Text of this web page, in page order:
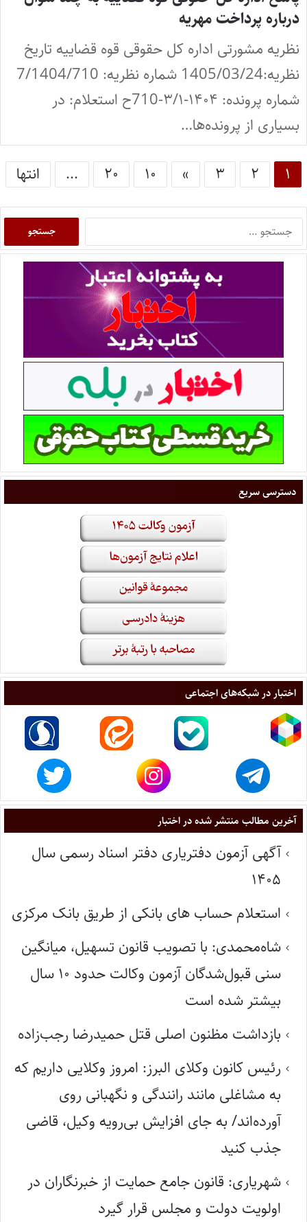
درباره پرداخت مهریه
نظریه مشورتی اداره کل حقوقی قوه قضاییه تاریخ
نظریه:1405/03/24 شماره نظریه: 7/1404/710
شماره پرونده: ۱۴۰۴-۳/۱-710ح استعلام: در
بسیاری از پرونده‌ها…
۱ ۲ ۳ » ۱۰ ۲۰ ... انتها
دسترسی سریع
اختبار در شبکه‌های اجتماعی
آخرین مطالب منتشر شده در اختبار
آگهی آزمون دفتریاری دفتر اسناد رسمی سال
۱۴۰۵
استعلام حساب های بانکی از طریق بانک مرکزی
شاه‌محمدی: با تصویب قانون تسهیل، میانگین
سنی قبول‌شدگان آزمون وکالت حدود ۱۰ سال
بیشتر شده است
بازداشت مظنون اصلی قتل حمیدرضا رجب‌زاده
رئیس کانون وکلای البرز: امروز وکلایی داریم که
به مشاغلی مانند رانندگی و نگهبانی روی
آورده‌اند/ به جای افزایش بی‌رویه وکیل، قاضی
جذب کنید
شهریاری: قانون جامع حمایت از خبرنگاران در
اولویت دولت و مجلس قرار گیرد